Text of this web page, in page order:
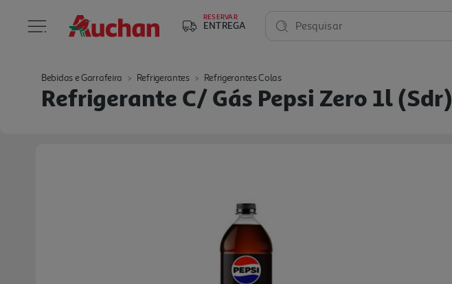
RESERVAR
ENTREGA Pesquisar
Bebidas e Garrafeira Refrigerantes Refrigerantes Colas
Refrigerante C/ Gás Pepsi Zero 1l (sdr)